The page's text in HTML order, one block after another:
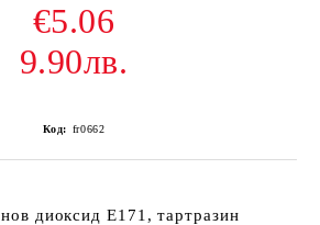
€5.06
9.90лв.
Код: fr0662
диоксид Е171, тартразин